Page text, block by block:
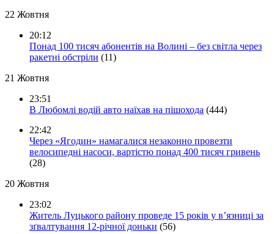
22 Жовтня
20:12
Понад 100 тисяч абонентів на Волині – без світла через
ракетні обстріли (11)
21 Жовтня
23:51
В Любомлі водій авто наїхав на пішохода (444)
22:42
Через «Ягодин» намагалися незаконно провезти
велосипедні насоси, вартістю понад 400 тисяч гривень
(28)
20 Жовтня
23:02
Житель Луцького району проведе 15 років у в’язниці за
зґвалтування 12-річної доньки (56)